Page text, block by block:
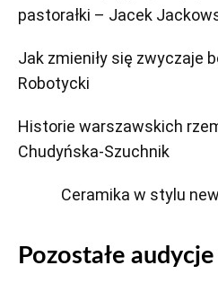
pastorałki – Jacek
Jak zmieniły się zwyczaje
Robotycki
Historie warszawskich
Chudyńska-Szuchnik
Ceramika w stylu
Pozostałe